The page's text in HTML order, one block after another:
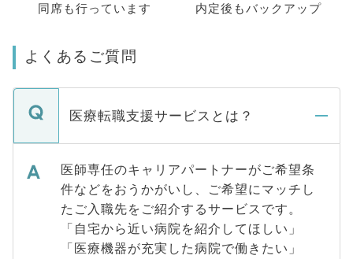
同席も行っています
内定後もバックアップ
よくあるご質問
医療転職支援サービスとは？
医師専任のキャリアパートナーがご希望条
件などをおうかがいし、ご希望にマッチし
たご入職先をご紹介するサービスです。
「自宅から近い病院を紹介してほしい」
「医療機器が充実した病院で働きたい」